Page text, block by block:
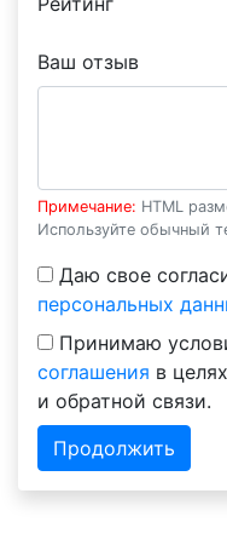
Ваш отзыв
Примечание: HTML
Используйте обычный
Даю свое
персональных
Принимаю
соглашения в
и обратной связи.
Продолжить